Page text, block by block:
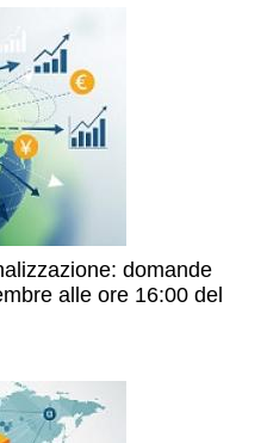
domande
alle ore 16:00 del